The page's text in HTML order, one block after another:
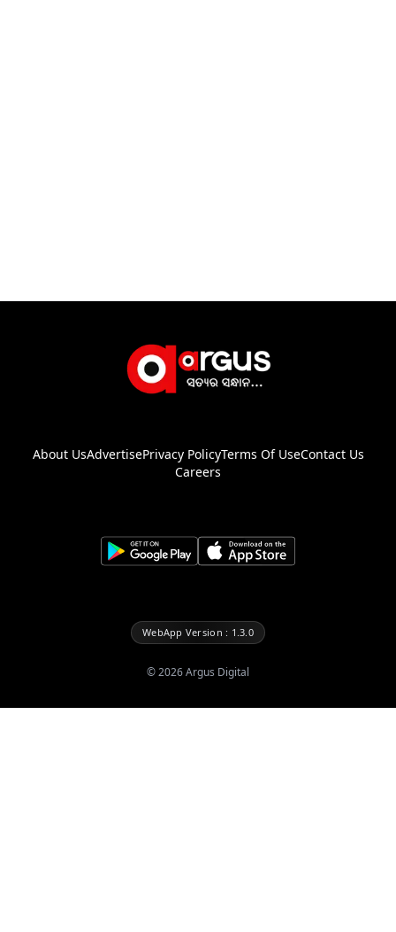
About UsAdvertisePrivacy PolicyTerms Of UseContact Us
Careers
WebApp Version : 1.3.0
©2026Argus Digital